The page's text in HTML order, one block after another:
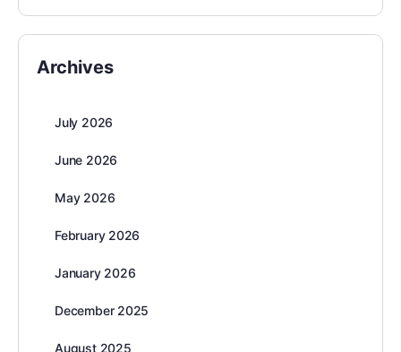
Archives
July 2026
June 2026
May 2026
February 2026
January 2026
December 2025
August 2025